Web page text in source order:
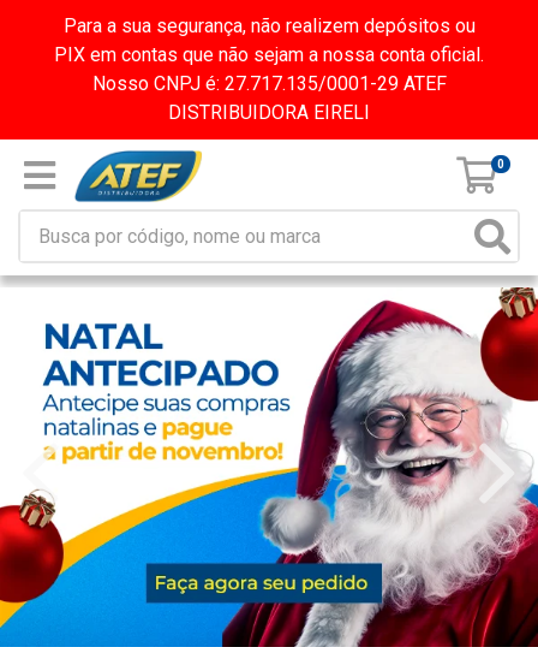
Para a sua segurança, não realizem depósitos ou
PIX em contas que não sejam a nossa conta oficial.
Nosso CNPJ é: 27.717.135/0001-29 ATEF
DISTRIBUIDORA EIRELI
0